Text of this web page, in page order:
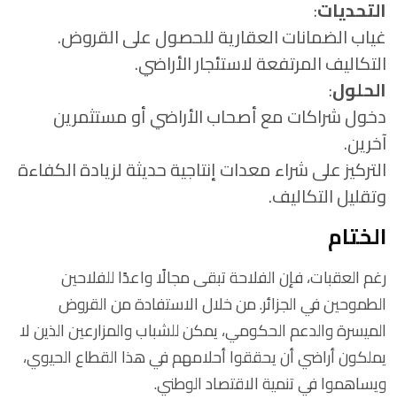
التحديات:
غياب الضمانات العقارية للحصول على القروض.
التكاليف المرتفعة لاستئجار الأراضي.
الحلول:
دخول شراكات مع أصحاب الأراضي أو مستثمرين
آخرين.
التركيز على شراء معدات إنتاجية حديثة لزيادة الكفاءة
وتقليل التكاليف.
الختام
رغم العقبات، فإن الفلاحة تبقى مجالًا واعدًا للفلاحين
الطموحين في الجزائر. من خلال الاستفادة من القروض
الميسرة والدعم الحكومي، يمكن للشباب والمزارعين الذين لا
يملكون أراضي أن يحققوا أحلامهم في هذا القطاع الحيوي،
ويساهموا في تنمية الاقتصاد الوطني.